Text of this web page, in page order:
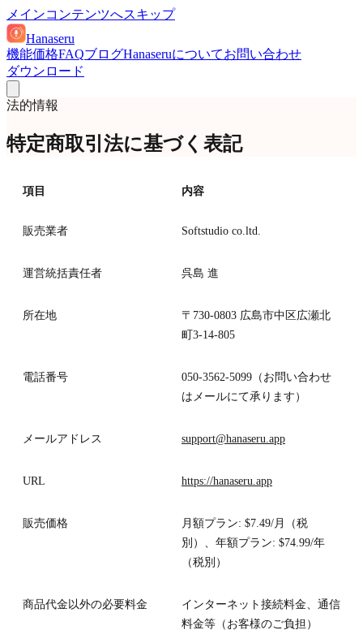
メインコンテンツへスキップ
Hanaseru
機能価格FAQブログHanaseruについてお問い合わせ
ダウンロード
法的情報
特定商取引法に基づく表記
項目 内容
販売業者 Softstudio co.ltd.
運営統括責任者 呉島 進
所在地
〒730-0803 広島市中区広瀬北
町3-14-805
電話番号
050-3562-5099（お問い合わせ
はメールにて承ります）
メールアドレス support@hanaseru.app
URL https://hanaseru.app
販売価格
月額プラン: $7.49/月（税
別）、年額プラン: $74.99/年
（税別）
商品代金以外の必要料金
インターネット接続料金、通信
料金等（お客様のご負担）